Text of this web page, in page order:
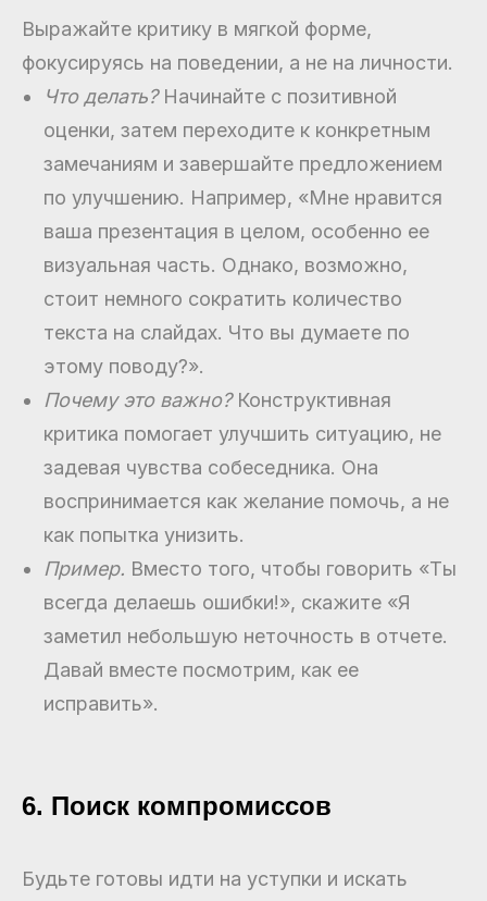
Выражайте критику в мягкой форме,
фокусируясь на поведении, а не на личности.
Что делать?Начинайте с позитивной
оценки, затем переходите к конкретным
замечаниям и завершайте предложением
по улучшению. Например, «Мне нравится
ваша презентация в целом, особенно ее
визуальная часть. Однако, возможно,
стоит немного сократить количество
текста на слайдах. Что вы думаете по
этому поводу?».
Почему это важно?Конструктивная
критика помогает улучшить ситуацию, не
задевая чувства собеседника. Она
воспринимается как желание помочь, а не
как попытка унизить.
Пример. Вместо того, чтобы говорить «Ты
всегда делаешь ошибки!», скажите «Я
заметил небольшую неточность в отчете.
Давай вместе посмотрим, как ее
исправить».
6. Поиск компромиссов
Будьте готовы идти на уступки и искать